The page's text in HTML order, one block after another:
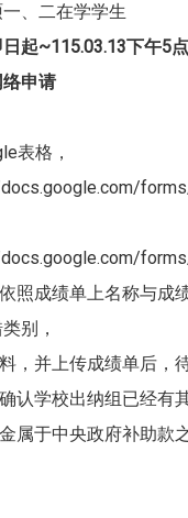
、二在学学生
起~115.03.13下午5
申请
表格，
照成绩单上名称与成
别，
，并上传成绩单后，
认学校出纳组已经有
属于中央政府补助款